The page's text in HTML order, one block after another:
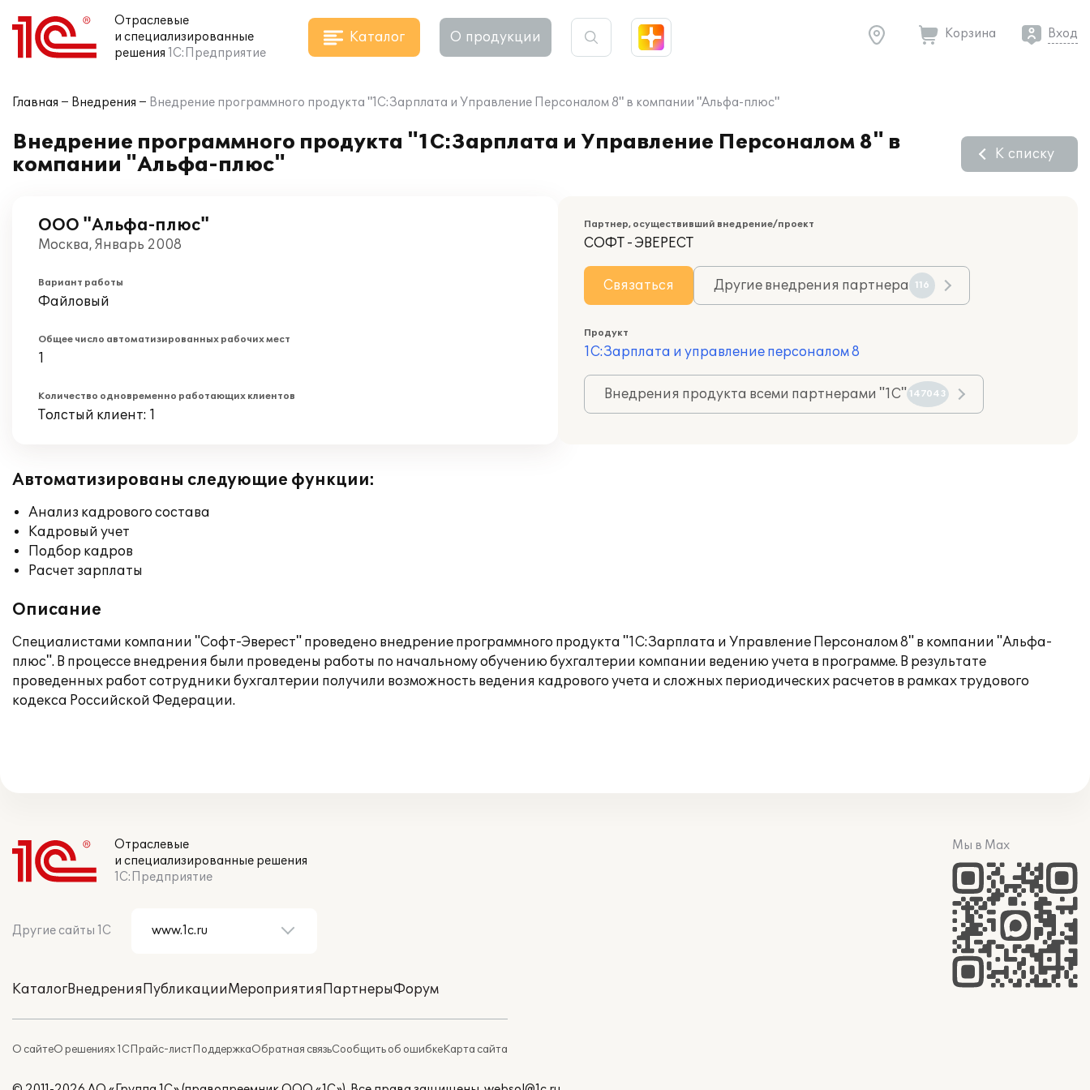
Отраслевые
и специализированные
решения 1С:Предприятие
Каталог О продукции Корзина Вход
Главная Внедрения Внедрение программного продукта "1С:Зарплата и Управление Персоналом 8" в компании "Альфа-плюс"
Внедрение программного продукта "1С:Зарплата и Управление Персоналом 8" в
компании "Альфа-плюс"
К списку
ООО "Альфа-плюс"
Москва, Январь 2008
Вариант работы
Файловый
Общее число автоматизированных рабочих мест
1
Количество одновременно работающих клиентов
Толстый клиент: 1
Партнер, осуществивший внедрение/проект
СОФТ - ЭВЕРЕСТ
Связаться Другие внедрения партнера 116
Продукт
1С:Зарплата и управление персоналом 8
Внедрения продукта всеми партнерами "1С" 147043
Автоматизированы следующие функции:
Анализ кадрового состава
Кадровый учет
Подбор кадров
Расчет зарплаты
Описание
Специалистами компании "Софт-Эверест" проведено внедрение программного продукта "1С:Зарплата и Управление Персоналом 8" в компании "Альфа-
плюс". В процессе внедрения были проведены работы по начальному обучению бухгалтерии компании ведению учета в программе. В результате
проведенных работ сотрудники бухгалтерии получили возможность ведения кадрового учета и сложных периодических расчетов в рамках трудового
кодекса Российской Федерации.
Отраслевые
и специализированные решения
1С:Предприятие
Другие сайты 1С
КаталогВнедренияПубликацииМероприятияПартнерыФорум
О сайтеО решениях 1СПрайс-листПоддержкаОбратная связьСообщить об ошибкеКарта сайта
Мы в Max